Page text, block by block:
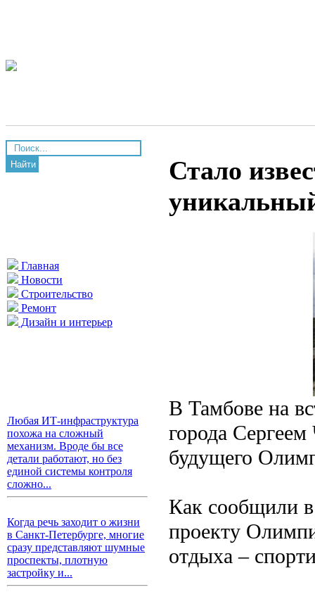
Найти
Главная
Новости
Строительство
Ремонт
Дизайн и интерьер
Любая ИТ-инфраструктура
похожа на сложный
механизм. Вроде бы все
детали работают, но без
единой системы контроля
сложно...
Когда речь заходит о жизни
в Санкт-Петербурге, многие
сразу представляют шумные
проспекты, плотную
застройку и...
Стало
В Тамбове на
города
будущего
Как сообщили в
проекту
отдыха –